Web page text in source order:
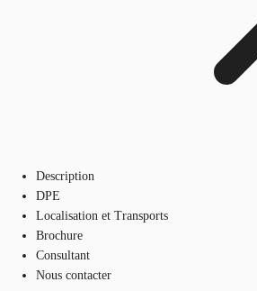
Description
DPE
Localisation et Transports
Brochure
Consultant
Nous contacter